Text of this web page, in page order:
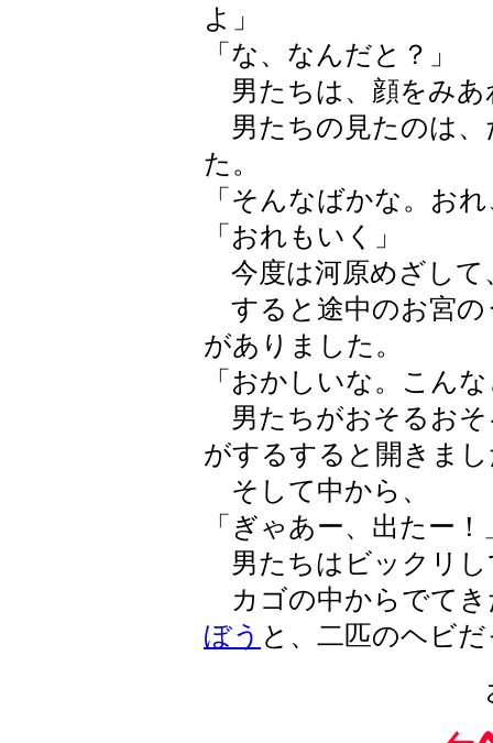
よ」
「な、なんだと？」
男たちは、顔をみあ
男たちの見たのは、
た。
「そんなばかな。お
「おれもいく」
今度は河原めざして
すると途中のお宮の
がありました。
「おかしいな。こん
男たちがおそるおそ
がするすると開きま
そして中から、
「ぎゃあー、出たー！
男たちはビックリし
カゴの中からでてき
ぼう と、二匹のヘビ